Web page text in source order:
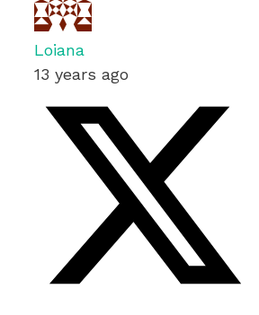
Loiana
13 years ago